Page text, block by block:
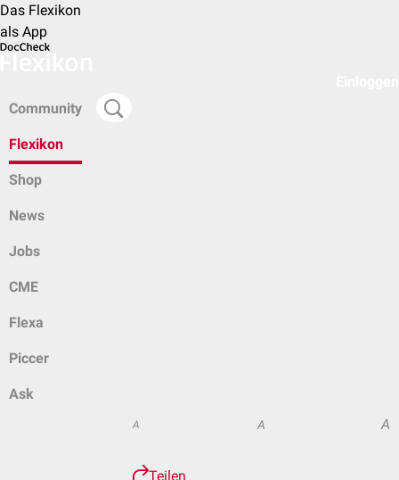
Das Flexikon
als App
Community
Flexikon
Shop
News
Jobs
CME
Flexa
Piccer
Ask
A A A
Teilen